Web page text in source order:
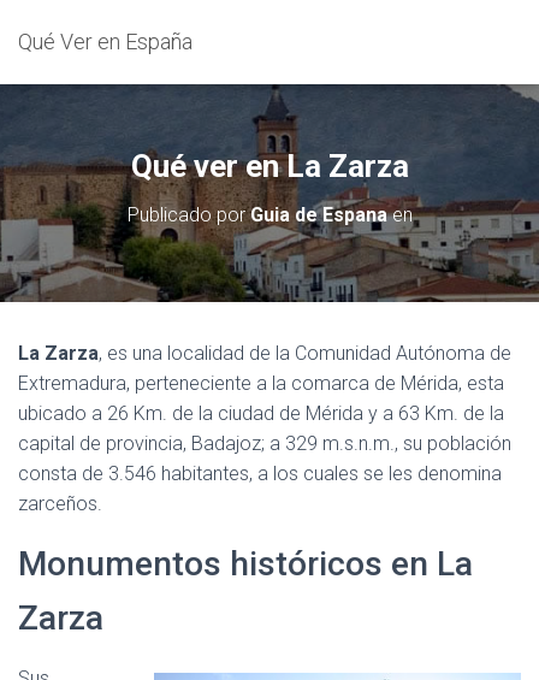
Qué Ver en España
Qué ver en La Zarza
Publicado porGuia de Espanaen
La Zarza, es una localidad de la Comunidad Autónoma de
Extremadura, perteneciente a la comarca de Mérida, esta
ubicado a 26 Km. de la ciudad de Mérida y a 63 Km. de la
capital de provincia, Badajoz; a 329 m.s.n.m., su población
consta de 3.546 habitantes, a los cuales se les denomina
zarceños.
Monumentos históricos en La
Zarza